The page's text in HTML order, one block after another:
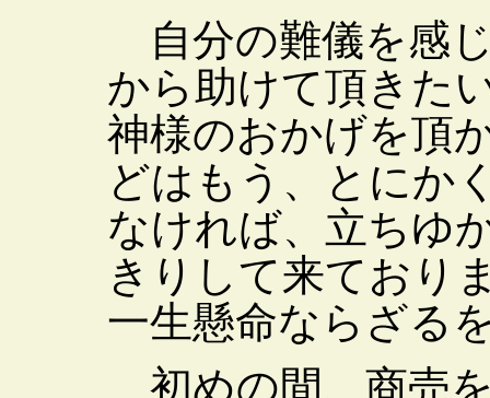
自分の難儀を感
から助けて頂きた
神様のおかげを頂
どはもう、とにか
なければ、立ちゆ
きりして来ており
一生懸命ならざる
初めの間、商売